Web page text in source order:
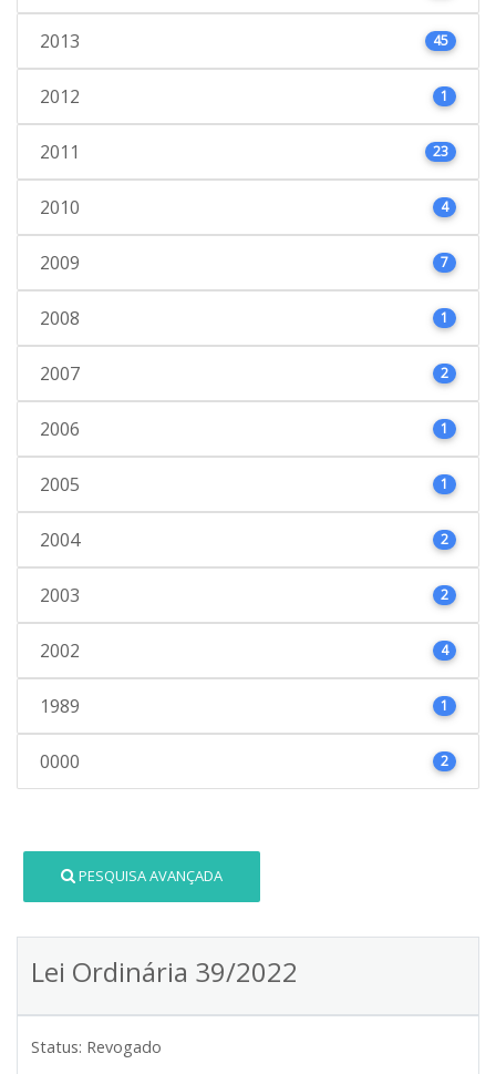
2013 45
2012 1
2011 23
2010 4
2009 7
2008 1
2007 2
2006 1
2005 1
2004 2
2003 2
2002 4
1989 1
0000 2
PESQUISA AVANÇADA
Lei Ordinária 39/2022
Status: Revogado